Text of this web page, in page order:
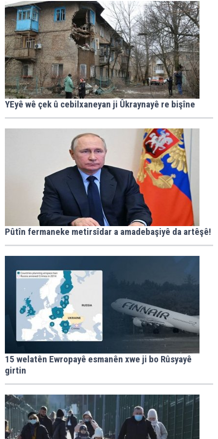
YEyê wê çek û cebilxaneyan ji Ûkraynayê re bişîne
Pûtîn fermaneke metirsîdar a amadebaşiyê da artêşê!
15 welatên Ewropayê esmanên xwe ji bo Rûsyayê
girtin